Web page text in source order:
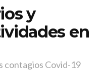
y
en
contagios Covid-19